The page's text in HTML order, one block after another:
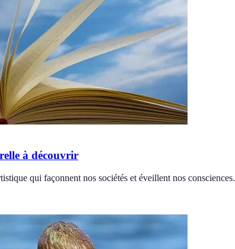
à découvrir
qui façonnent nos sociétés et éveillent nos consciences.